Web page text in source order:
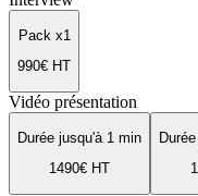
Pack x1
990€ HT
Vidéo présentation
Durée jusqu'à 1 min
1490€ HT